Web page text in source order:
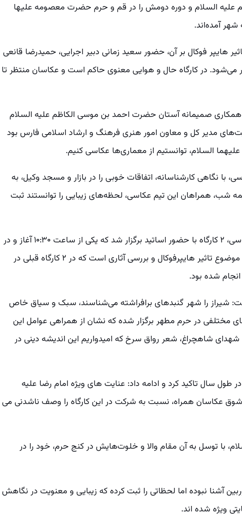
علیه السلام و دوره دومش را در قم و حرم حضرت معصومه علیها
شهر آمده‌اند.
هایپر فوکال بر آن، حضور سعید زمانی دبیر اجرایی، حمیدرضا قانعی
می‌شود. در کارگاه حال و هوایی معنوی حاکم است و عکاسان منتظر تا
را همکاری صمیمانه آستان حضرت احمد بن موسی الکاظم علیه السلام
مدیر کل و معاون امور هنری فرهنگ و ارشاد اسلامی فارس بود
با نگاهی کارشناسانه، اتفاقات خوبی را در بازار و مسجد وکیل، به
شب، همراهان این تیم عکاسی، لحظه‌های زیبایی را توانستند ثبت
دبیر اجرایی جشنواره رضوی بیان کرد: در کنار کار عملیاتی و عکاسی، ۲ کارگاه با حضور اساتید برگزار شد که یکی از ساعت ۱۰:۳۰ آغاز و در
آن عکاسی معماری و تاریخی مذهبی عنوان شد و کارگاه دوم با موضوع تاثیر هایپرفوکال و بررسی آثاری است که در ۲ کارگاه قبلی در
شده بود.
شیراز را شهر گنبدهای برافراشته می‌شناسند، سبک و سیاق خاص
مختلفی در حرم مطهر برگزار شده که نشان از همراهی عوامل این
شاهچراغ، شعر رواق سرخ که امیدواریم این اندیشه دینی در
در طول سال تاکید کرد و ادامه داد: عنایت های ویژه امام رضا علیه
شوق عکاسان همراه، نسبت به شرکت در این کارگاه را وصف ناشدنی می
با توسل به آن مقام والا و خلوت‌هایش در کنج حرم، خود را در
آشنا نبوده اما لحظاتی را ثبت کرده که زیبایی و معنویت در نگاهش
ویژه شده اند.